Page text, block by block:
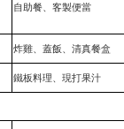
自助餐、客製便當
炸雞、蓋飯、清真餐盒
鐵板料理、現打果汁